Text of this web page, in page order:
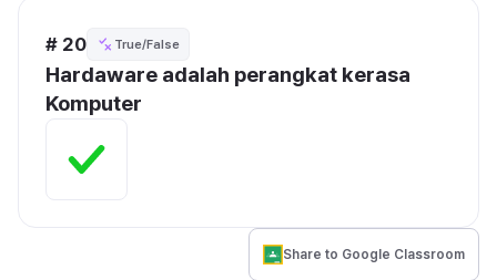
# 20 True/False
Hardaware adalah perangkat kerasa
Komputer
Share to Google Classroom